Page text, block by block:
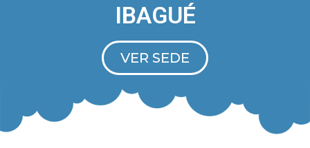
IBAGUÉ
VER SEDE